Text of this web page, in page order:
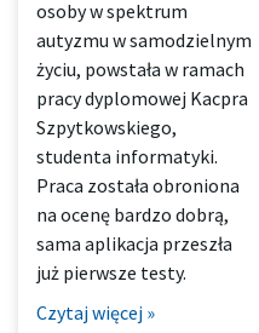
osoby w spektrum
autyzmu w samodzielnym
życiu, powstała w ramach
pracy dyplomowej Kacpra
Szpytkowskiego,
studenta informatyki.
Praca została obroniona
na ocenę bardzo dobrą,
sama aplikacja przeszła
już pierwsze testy.
Czytaj więcej »